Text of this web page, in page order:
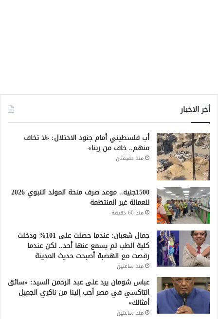
أخر الاخبار
أب فلسطيني أمام جنود الاحتلال: «لا تخاف
منهم.. خاف من ربنا»
منذ دقيقتان
1500جنيه.. موعد صرف منحة المولد النبوي 2026
للعمالة غير المنتظمة
منذ 60 دقيقة
جمال شعبان: عندما حصلت على 101% ودخلت
كلية الطب لم يسمع عنها أحد.. لكن عندما
رقصت مع الهضبة أصبحت حديث المدينة
منذ ساعتين
عباس شومان يرد على عبد الرحمن السيد: «سائق
التاكسي في مصر أحب إلينا من ناكري الجميل
أمثالك»
منذ ساعتين